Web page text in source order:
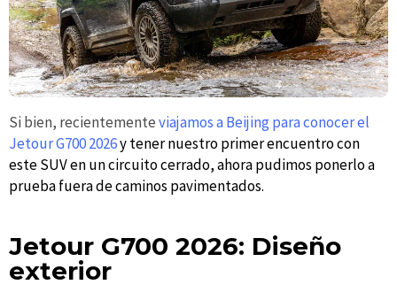
Si bien, recientementeviajamos a Beijing para conocer el
Jetour G700 2026y tener nuestro primer encuentro con
este SUV en un circuito cerrado, ahora pudimos ponerlo a
prueba fuera de caminos pavimentados.
Jetour G700 2026: Diseño
exterior